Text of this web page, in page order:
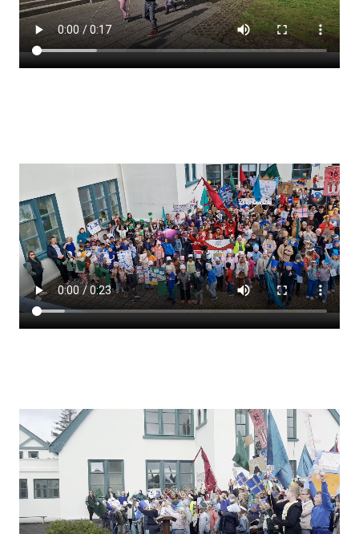
Frístund
Upplýsingar um innritun
Námsmat
Læsi
Lestrarheftin
Náms- og kennsluáætlanir
Námsráðgjafi
Stundaskrár
Valgreinar
Umsókn um val utanskóla